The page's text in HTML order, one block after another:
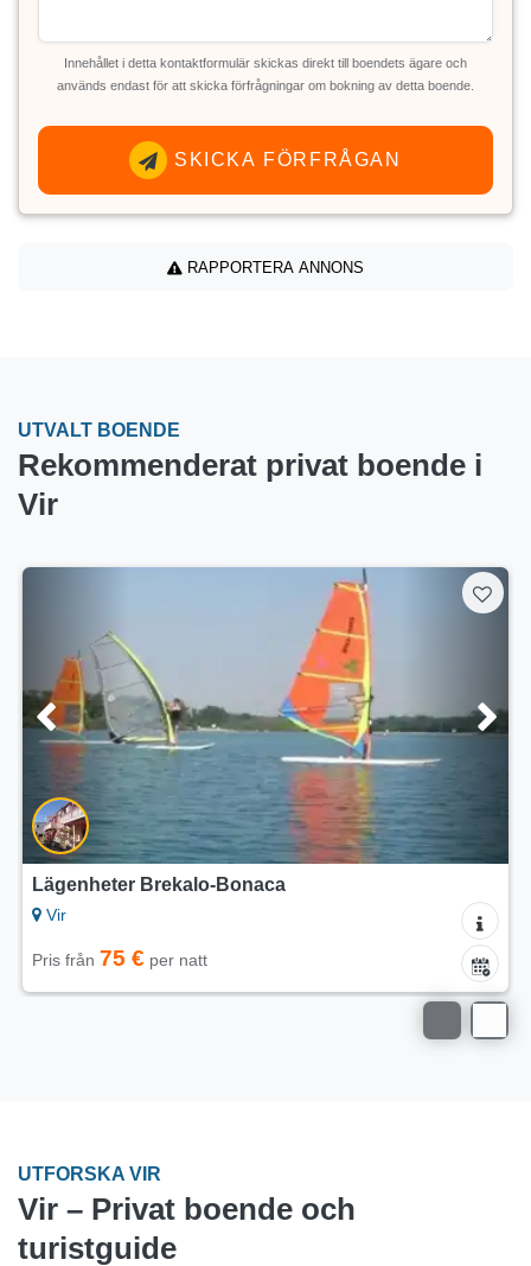
Innehållet i detta kontaktformulär skickas direkt till boendets ägare och
används endast för att skicka förfrågningar om bokning av detta boende.
SKICKA FÖRFRÅGAN
RAPPORTERA ANNONS
UTVALT BOENDE
Rekommenderat privat boende i
Vir
5/5
Lägenheter Dalija Vir
Vir
Pris från 75 € per natt
UTFORSKA VIR
Vir – Privat boende och
turistguide